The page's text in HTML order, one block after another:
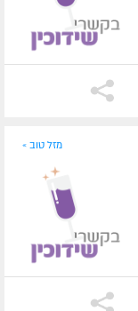
מזל טוב »